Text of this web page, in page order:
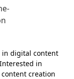
in digital content
in
creation